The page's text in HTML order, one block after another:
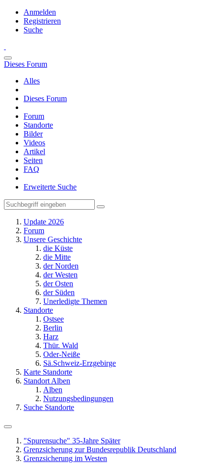
Anmelden
Registrieren
Suche
Dieses Forum
Alles
Dieses Forum
Forum
Standorte
Bilder
Videos
Artikel
Seiten
FAQ
Erweiterte Suche
Update 2026
Forum
Unsere Geschichte
die Küste
die Mitte
der Norden
der Westen
der Osten
der Süden
Unerledigte Themen
Standorte
Ostsee
Berlin
Harz
Thür. Wald
Oder-Neiße
Sä.Schweiz-Erzgebirge
Karte Standorte
Standort Alben
Alben
Nutzungsbedingungen
Suche Standorte
"Spurensuche" 35-Jahre Später
Grenzsicherung zur Bundesrepublik Deutschland
Grenzsicherung im Westen